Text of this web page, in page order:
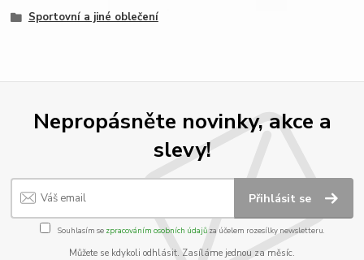
Sportovní a jiné oblečení
Nepropásněte novinky, akce a
slevy!
Přihlásit se
Souhlasím se zpracováním osobních údajůza účelem rozesílky newsletteru.
Můžete se kdykoli odhlásit. Zasíláme jednou za měsíc.